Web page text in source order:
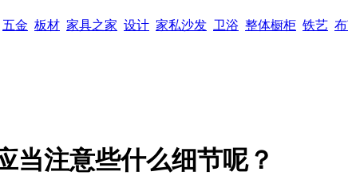
五金 板材 家具之家 设计 家私沙发 卫浴 整体橱柜 铁艺
当注意些什么细节呢？